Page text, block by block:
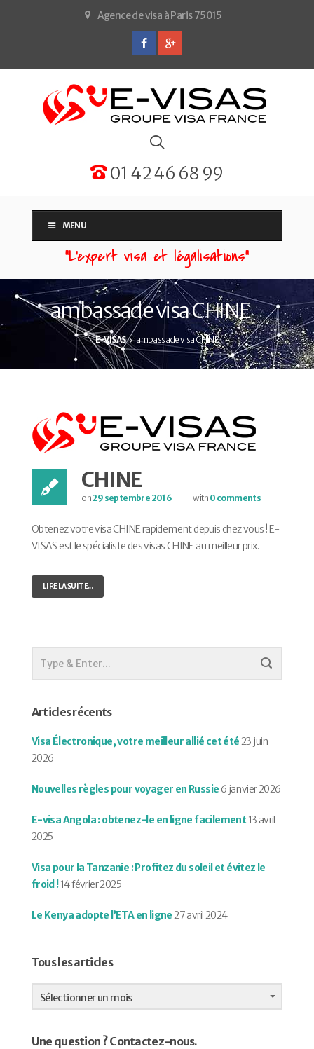
Agence de visa à Paris 75015
01 42 46 68 99
MENU
“L'expert visa et légalisations”
ambassade visa CHINE
E-VISAS ambassade visa CHINE
CHINE
on29 septembre 2016 with 0 comments
Obtenez votre visa CHINE rapidement depuis chez vous ! E-
VISAS est le spécialiste des visas CHINE au meilleur prix.
LIRE LA SUITE...
Articles récents
Visa Électronique, votre meilleur allié cet été23 juin
2026
Nouvelles règles pour voyager en Russie 6 janvier 2026
E-visa Angola : obtenez-le en ligne facilement 13 avril
2025
Visa pour la Tanzanie : Profitez du soleil et évitez le
froid !14 février 2025
Le Kenya adopte l’ETA en ligne27 avril 2024
Tous les articles
Tous
les
articles
Sélectionner un mois
Une question ? Contactez-nous.